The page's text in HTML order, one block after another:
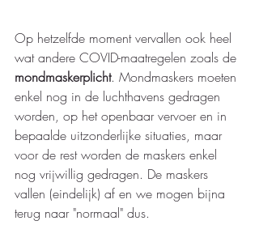
Op hetzelfde moment vervallen ook heel
wat andere COVID-maatregelen zoals de
mondmaskerplicht. Mondmaskers moeten
enkel nog in de luchthavens gedragen
worden, op het openbaar vervoer en in
bepaalde uitzonderlijke situaties, maar
voor de rest worden de maskers enkel
nog vrijwillig gedragen. De maskers
vallen (eindelijk) af en we mogen bijna
terug naar "normaal" dus.